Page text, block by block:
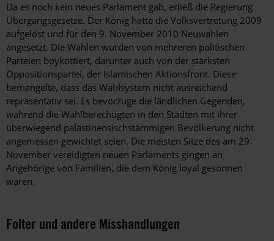
Da es noch kein neues Parlament gab, erließ die Regierung
Übergangsgesetze. Der König hatte die Volksvertretung 2009
aufgelöst und für den 9. November 2010 Neuwahlen
angesetzt. Die Wahlen wurden von mehreren politischen
Parteien boykottiert, darunter auch von der stärksten
Oppositionspartei, der Islamischen Aktionsfront. Diese
bemängelte, dass das Wahlsystem nicht ausreichend
repräsentativ sei. Es bevorzuge die ländlichen Gegenden,
während die Wahlberechtigten in den Städten mit ihrer
überwiegend palästinensischstämmigen Bevölkerung nicht
angemessen gewichtet seien. Die meisten Sitze des am 29.
November vereidigten neuen Parlaments gingen an
Angehörige von Familien, die dem König loyal gesonnen
waren.
Folter und andere Misshandlungen